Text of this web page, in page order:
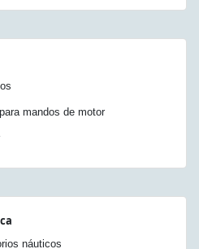
mandos de motor
náuticos